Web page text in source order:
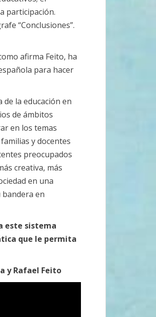
participación.
“Conclusiones”.
afirma Feito, ha
para hacer
la educación en
de ámbitos
en los temas
y docentes
preocupados
creativa, más
en una
bandera en
este sistema
que le permita
y Rafael Feito